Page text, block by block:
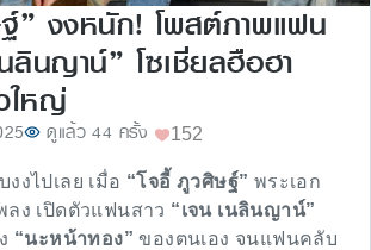
” งงหนัก! โพสต์ภาพแฟน
ลินญาน์” โซเชี่ยลฮือฮา
ใหญ่
ดูแล้ว 44 ครั้ง 152
งงไปเลย เมื่อ “โจอี้ ภูวศิษฐ์” พระเอก
ลง เปิดตัวแฟนสาว “เจน เนลินญาน์”
“นะหน้าทอง” ของตนเอง จนแฟนคลับ